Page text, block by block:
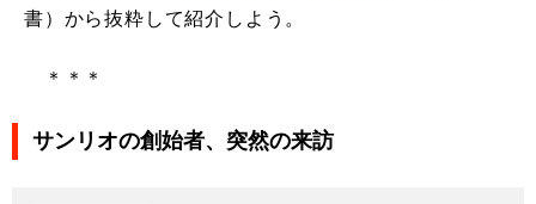
書）から抜粋して紹介しよう。
＊＊＊
サンリオの創始者、突然の来訪